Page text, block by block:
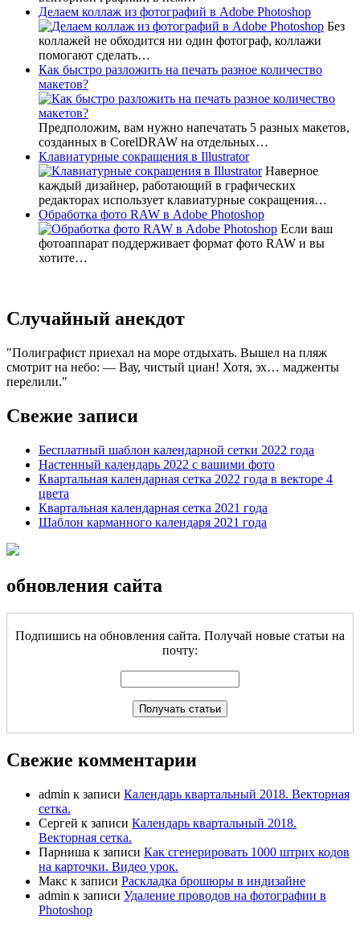
Делаем коллаж из фотографий в Adobe Photoshop
Без
коллажей не обходится ни один фотограф, коллажи
помогают сделать…
Как быстро разложить на печать разное количество
макетов?
Предположим, вам нужно напечатать 5 разных макетов,
созданных в CorelDRAW на отдельных…
Клавиатурные сокращения в Illustrator
Наверное
каждый дизайнер, работающий в графических
редакторах использует клавиатурные сокращения…
Обработка фото RAW в Adobe Photoshop
Если ваш
фотоаппарат поддерживает формат фото RAW и вы
хотите…
Случайный анекдот
Полиграфист приехал на море отдыхать. Вышел на пляж
смотрит на небо: — Вау, чистый циан! Хотя, эх… мадженты
перелили.
Свежие записи
Бесплатный шаблон календарной сетки 2022 года
Настенный календарь 2022 с вашими фото
Квартальная календарная сетка 2022 года в векторе 4
цвета
Квартальная календарная сетка 2021 года
Шаблон карманного календаря 2021 года
обновления сайта
Подпишись на обновления сайта. Получай новые статьи на
почту:
Свежие комментарии
admin к записи Календарь квартальный 2018. Векторная
сетка.
Сергей к записи Календарь квартальный 2018.
Векторная сетка.
Парниша к записи Как сгенерировать 1000 штрих кодов
на карточки. Видео урок.
Макс к записи Раскладка брошюры в индизайне
admin к записи Удаление проводов на фотографии в
Photoshop